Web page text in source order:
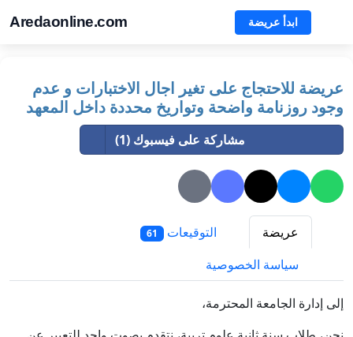
Aredaonline.com ابدأ عريضة
عريضة للاحتجاج على تغير اجال الاختبارات و عدم
وجود روزنامة واضحة وتواريخ محددة داخل المعهد
مشاركة على فيسبوك (1)
عريضة التوقيعات 61
سياسة الخصوصية
إلى إدارة الجامعة المحترمة،